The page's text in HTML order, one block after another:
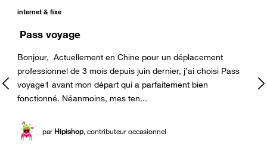
internet & fixe
Pass voyage
Bonjour, Actuellement en Chine pour un déplacement
professionnel de 3 mois depuis juin dernier, j’ai choisi Pass
voyage1 avant mon départ qui a parfaitement bien
fonctionné. Néanmoins, mes ten...
par Hipishop, contributeur occasionnel